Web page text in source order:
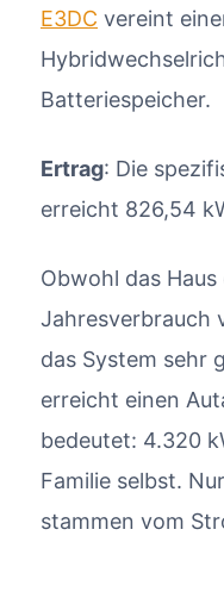
E3DC vereint
Batteriespeicher.
Ertrag: Die
erreicht 826,54
Obwohl das
Jahresverbrauch
das System sehr
erreicht einen
bedeutet: 4.320
Familie selbst.
stammen vom